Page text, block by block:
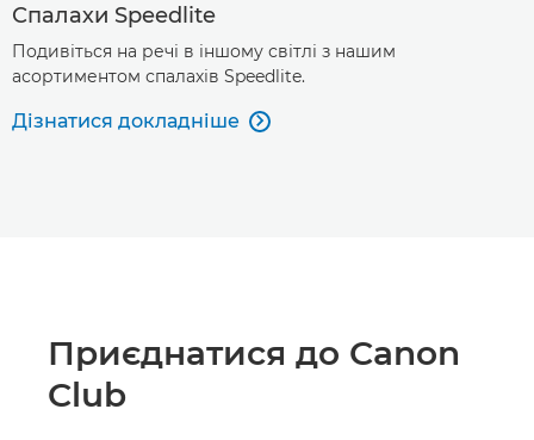
Спалахи Speedlite
Подивіться на речі в іншому світлі з нашим
асортиментом спалахів Speedlite.
Дізнатися докладніше 
Приєднатися до Canon
Club